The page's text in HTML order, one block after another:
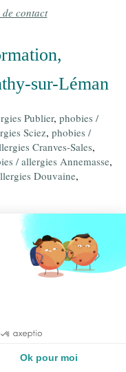
contact
sur-Léman
Publier, phobies /
Sciez, phobies /
Cranves-Sales,
/ allergies Annemasse,
Douvaine,
sur-Léman
Anthy-sur-Léman,
Alpes
du département